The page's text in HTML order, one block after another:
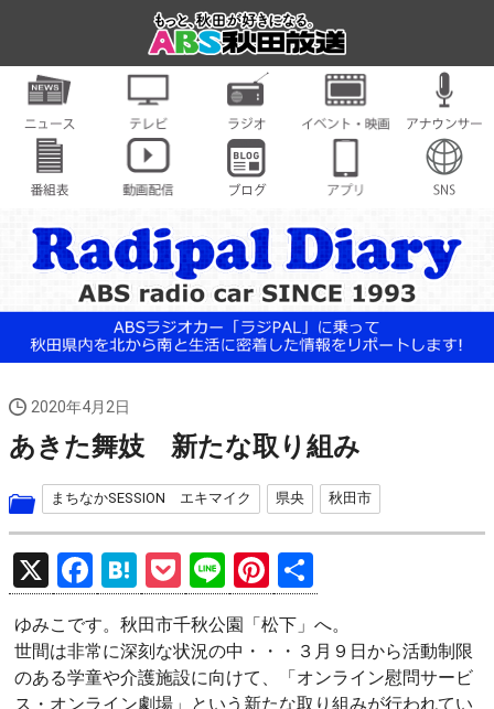
2020年4月2日
あきた舞妓 新たな取り組み
まちなかSESSION エキマイク 県央 秋田市
X
F
a
ce
b
H
at
e
n
P
o
ck
et
Li
n
e
Pi
nt
er
es
有
ゆみこです。秋田市千秋公園「松下」へ。
世間は非常に深刻な状況の中・・・３月９日から活動制限
のある学童や介護施設に向けて、「オンライン慰問サービ
ス・オンライン劇場」という新たな取り組みが行われてい